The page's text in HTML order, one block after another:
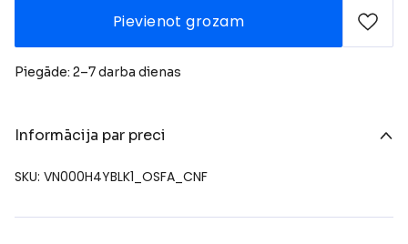
Pievienot grozam
Piegāde: 2–7 darba dienas
Informācija par preci
SKU: VN000H4YBLK1_OSFA_CNF